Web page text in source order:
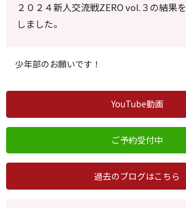
２０２４新人交流戦ZERO vol.３の結果を
しました。
少年部のお願いです！
YouTube動画
ご予約受付中
過去のブログはこちら